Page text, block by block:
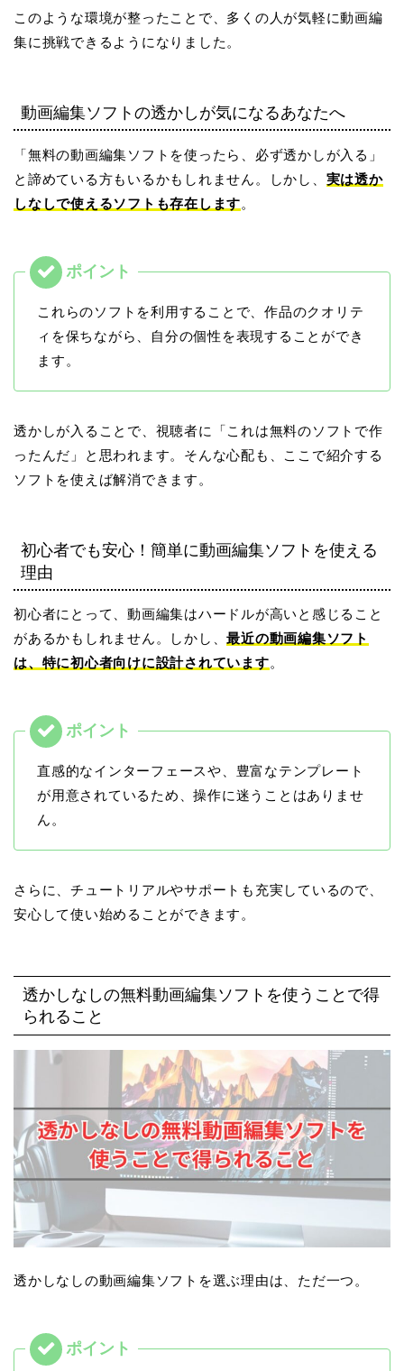
このような環境が整ったことで、多くの人が気軽に動画編
集に挑戦できるようになりました。
動画編集ソフトの透かしが気になるあなたへ
「無料の動画編集ソフトを使ったら、必ず透かしが入る」
と諦めている方もいるかもしれません。しかし、 実は透か
しなしで使えるソフトも存在します。
これらのソフトを利用することで、作品のクオリテ
ィを保ちながら、自分の個性を表現することができ
ます。
透かしが入ることで、視聴者に「これは無料のソフトで作
ったんだ」と思われます。そんな心配も、ここで紹介する
ソフトを使えば解消できます。
初心者でも安心！簡単に動画編集ソフトを使える
理由
初心者にとって、動画編集はハードルが高いと感じること
があるかもしれません。しかし、最近の動画編集ソフト
は、特に初心者向けに設計されています。
直感的なインターフェースや、豊富なテンプレート
が用意されているため、操作に迷うことはありませ
ん。
さらに、チュートリアルやサポートも充実しているので、
安心して使い始めることができます。
透かしなしの無料動画編集ソフトを使うことで得
られること
透かしなしの動画編集ソフトを選ぶ理由は、ただ一つ。